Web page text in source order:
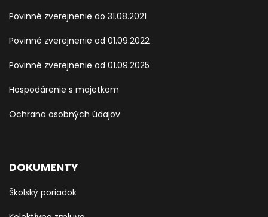
Povinné zverejnenie do 31.08.2021
Povinné zverejnenie od 01.09.2022
Povinné zverejnenie od 01.09.2025
Hospodárenie s majetkom
Ochrana osobných údajov
DOKUMENTY
Školský poriadok